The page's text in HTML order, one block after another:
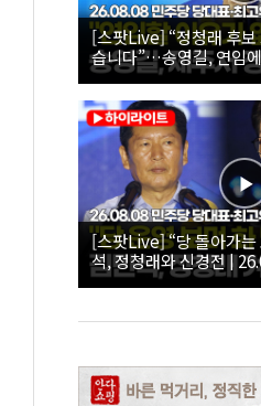
[스팟Live] “정청래 후보 그동안 고생 많이 했
습니다”…송영길, 연임에 선 긋
더불어민주당 당대표·최
동연설회
[스팟Live] “당 돌아가
석, 정청래와 신경전 |
당대표·최고위원 후보